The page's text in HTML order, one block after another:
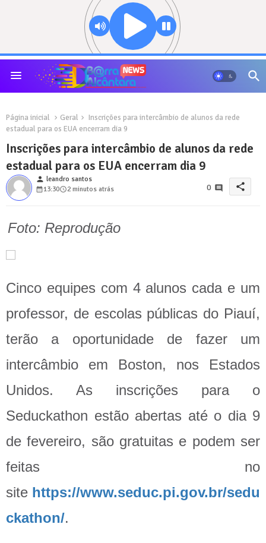
Página inicial Geral
Inscrições para intercâmbio de alunos da rede
estadual para os EUA encerram dia 9
Inscrições para intercâmbio de alunos da rede
estadual para os EUA encerram dia 9
person leandro santos
13:30
2 minutos atrás 0 share
Foto: Reprodução
Cinco equipes com 4 alunos cada e um
professor, de escolas públicas do Piauí,
terão a oportunidade de fazer um
intercâmbio em Boston, nos Estados
Unidos. As inscrições para o
Seduckathon estão abertas até o dia 9
de fevereiro, são gratuitas e podem ser
feitas no
site https://www.seduc.pi.gov.br/sedu
ckathon/.